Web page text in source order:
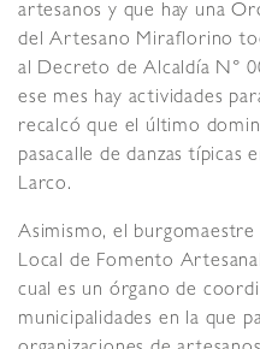
artesanos y que hay una
del Artesano Miraflorino
al Decreto de Alcaldía N°
ese mes hay actividades
recalcó que el último
pasacalle de danzas típicas
Larco.
Asimismo, el
Local de Fomento
cual es un órgano de
municipalidades en la que